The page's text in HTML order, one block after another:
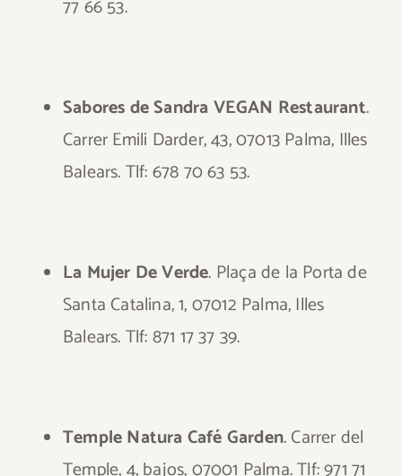
77 66 53.
Sabores de Sandra VEGAN Restaurant.
Carrer Emili Darder, 43, 07013 Palma, Illes
Balears. Tlf: 678 70 63 53.
La Mujer De Verde. Plaça de la Porta de
Santa Catalina, 1, 07012 Palma, Illes
Balears. Tlf: 871 17 37 39.
Temple Natura Café Garden. Carrer del